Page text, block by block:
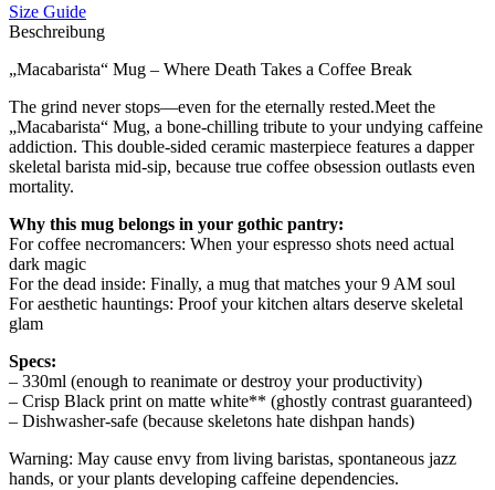
Size Guide
Beschreibung
„Macabarista“ Mug – Where Death Takes a Coffee Break
The grind never stops—even for the eternally rested.Meet the
„Macabarista“ Mug, a bone-chilling tribute to your undying caffeine
addiction. This double-sided ceramic masterpiece features a dapper
skeletal barista mid-sip, because true coffee obsession outlasts even
mortality.
Why this mug belongs in your gothic pantry:
For coffee necromancers: When your espresso shots need actual
dark magic
For the dead inside: Finally, a mug that matches your 9 AM soul
For aesthetic hauntings: Proof your kitchen altars deserve skeletal
glam
Specs:
– 330ml (enough to reanimate or destroy your productivity)
– Crisp Black print on matte white** (ghostly contrast guaranteed)
– Dishwasher-safe (because skeletons hate dishpan hands)
Warning: May cause envy from living baristas, spontaneous jazz
hands, or your plants developing caffeine dependencies.